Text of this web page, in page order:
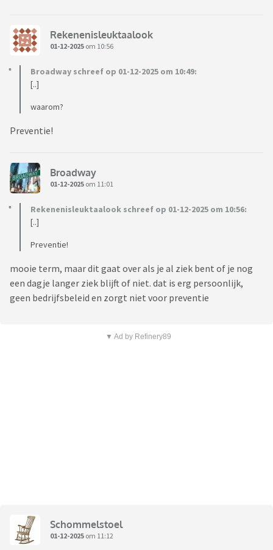
Rekenenisleuktaalook
01-12-2025 om 10:56
Broadway schreef op 01-12-2025 om 10:49:
[..]
waarom?
Preventie!
Broadway
01-12-2025 om 11:01
Rekenenisleuktaalook schreef op 01-12-2025 om 10:56:
[..]
Preventie!
mooie term, maar dit gaat over als je al ziek bent of je nog
een dagje langer ziek blijft of niet. dat is erg persoonlijk,
geen bedrijfsbeleid en zorgt niet voor preventie
▼ Ad by Refinery89
Schommelstoel
01-12-2025 om 11:12